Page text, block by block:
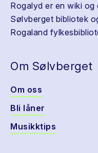
Rogalyd er en wiki
Sølvberget bibliotek
Rogaland
Om Sølvberget
Om oss
Bli låner
Musikktips